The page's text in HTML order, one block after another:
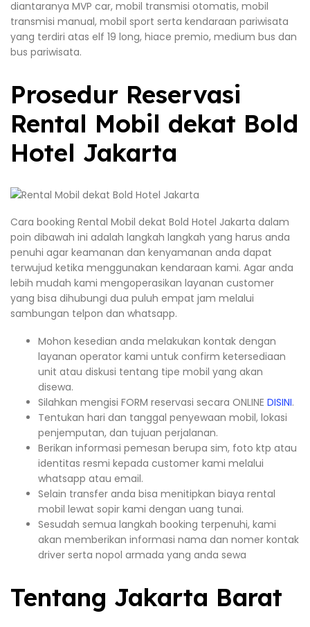
diantaranya MVP car, mobil transmisi otomatis, mobil
transmisi manual, mobil sport serta kendaraan pariwisata
yang terdiri atas elf 19 long, hiace premio, medium bus dan
bus pariwisata.
Prosedur Reservasi
Rental Mobil dekat Bold
Hotel Jakarta
Cara booking Rental Mobil dekat Bold Hotel Jakarta dalam
poin dibawah ini adalah langkah langkah yang harus anda
penuhi agar keamanan dan kenyamanan anda dapat
terwujud ketika menggunakan kendaraan kami. Agar anda
lebih mudah kami mengoperasikan layanan customer
yang bisa dihubungi dua puluh empat jam melalui
sambungan telpon dan whatsapp.
Mohon kesedian anda melakukan kontak dengan
layanan operator kami untuk confirm ketersediaan
unit atau diskusi tentang tipe mobil yang akan
disewa.
Silahkan mengisi FORM reservasi secara ONLINE DISINI.
Tentukan hari dan tanggal penyewaan mobil, lokasi
penjemputan, dan tujuan perjalanan.
Berikan informasi pemesan berupa sim, foto ktp atau
identitas resmi kepada customer kami melalui
whatsapp atau email.
Selain transfer anda bisa menitipkan biaya rental
mobil lewat sopir kami dengan uang tunai.
Sesudah semua langkah booking terpenuhi, kami
akan memberikan informasi nama dan nomer kontak
driver serta nopol armada yang anda sewa
Tentang Jakarta Barat